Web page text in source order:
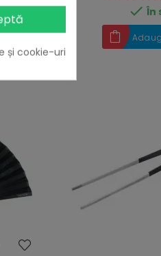
 În
heart
și cookie-uri